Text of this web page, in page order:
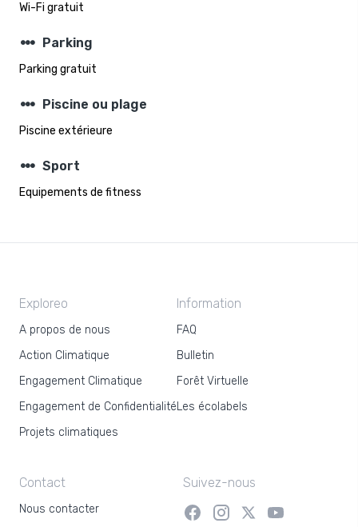
Wi-Fi gratuit
steppers Parking
Parking gratuit
steppers Piscine ou plage
Piscine extérieure
steppers Sport
Equipements de fitness
Exploreo
A propos de nous
Action Climatique
Engagement Climatique
Engagement de Confidentialité
Projets climatiques
Information
FAQ
Bulletin
Forêt Virtuelle
Les écolabels
Contact
Nous contacter
Suivez-nous